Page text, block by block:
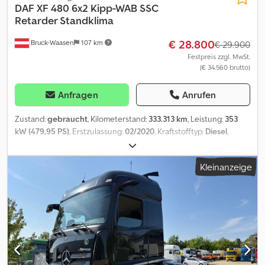
Bruck-Waasen 107 km
DAF XF 480 6x2 Kipp-WAB SSC
Retarder Standklima
€ 28.800€ 29.900
Festpreis zzgl. MwSt.
(€ 34.560 brutto)
Anfragen Anrufen
Zustand:gebraucht, Kilometerstand: 333.313 km, Leistung: 353
kW (479,95 PS), Erstzulassung:02/2020, Kraftstofftyp: Diesel,
3 Achsen, Bremsen:
Getriebetyp:Automatisch, Emissionsklasse:Euro6, Ausstattung:
ABS, Klimaanlage, Standheizung
, DAF XF 480 6x2 Kipp-WAB SSC
Retarder Standklimaanlage Liftachse mit Container Alles auf
einen Blick · Erstzulassung: 27.02.2020 · Motor: 480 PS / 353 kW ·
Kilometerstand: 333.313 km · Farbe: Weiß Euro-Norm: Euro 6 ·
Getriebe: Automatik · Reifen: 1. A: 315/70 R 22,5 2. A: 315/70 R 22,5 3.
A: 315/70 R 22,5 · Bemerkung: Sofort zur Verfügung
Sonderausstattung Kipp WAB, Retarder, Standklimaanlage,
Ringfeder Anhängerkupplung, Sicom Container ? WAB mit
Kleinanzeige